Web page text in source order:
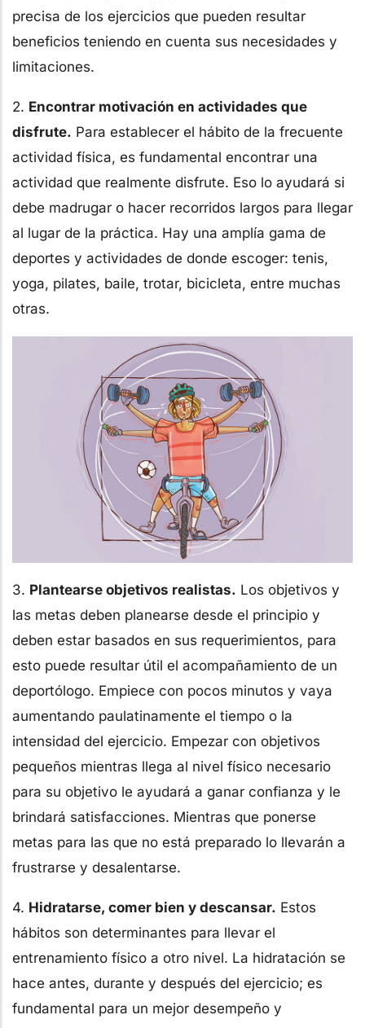
precisa de los ejercicios que pueden resultar
beneficios teniendo en cuenta sus necesidades y
limitaciones.
2. Encontrar motivación en actividades que
disfrute. Para establecer el hábito de la frecuente
actividad física, es fundamental encontrar una
actividad que realmente disfrute. Eso lo ayudará si
debe madrugar o hacer recorridos largos para llegar
al lugar de la práctica. Hay una amplía gama de
deportes y actividades de donde escoger: tenis,
yoga, pilates, baile, trotar, bicicleta, entre muchas
otras.
3. Plantearse objetivos realistas. Los objetivos y
las metas deben planearse desde el principio y
deben estar basados en sus requerimientos, para
esto puede resultar útil el acompañamiento de un
deportólogo. Empiece con pocos minutos y vaya
aumentando paulatinamente el tiempo o la
intensidad del ejercicio. Empezar con objetivos
pequeños mientras llega al nivel físico necesario
para su objetivo le ayudará a ganar confianza y le
brindará satisfacciones. Mientras que ponerse
metas para las que no está preparado lo llevarán a
frustrarse y desalentarse.
4. Hidratarse, comer bien y descansar. Estos
hábitos son determinantes para llevar el
entrenamiento físico a otro nivel. La hidratación se
hace antes, durante y después del ejercicio; es
fundamental para un mejor desempeño y